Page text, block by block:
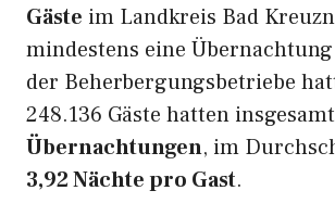
Gäste im Landkreis Bad
mindestens eine
der Beherbergungsbetriebe
248.136 Gäste hatten insgesamt
Übernachtungen, im
3,92 Nächte pro Gast.